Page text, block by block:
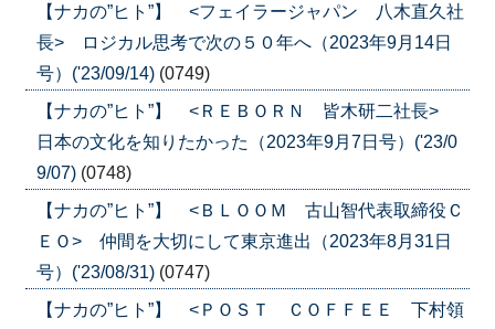
【ナカの”ヒト”】 <フェイラージャパン 八木直久社
長> ロジカル思考で次の５０年へ（2023年9月14日
号）('23/09/14) (0749)
【ナカの”ヒト”】 <ＲＥＢＯＲＮ 皆木研二社長>
日本の文化を知りたかった（2023年9月7日号）('23/0
9/07) (0748)
【ナカの”ヒト”】 <ＢＬＯＯＭ 古山智代表取締役Ｃ
ＥＯ> 仲間を大切にして東京進出（2023年8月31日
号）('23/08/31) (0747)
【ナカの”ヒト”】 <ＰＯＳＴ ＣＯＦＦＥＥ 下村領